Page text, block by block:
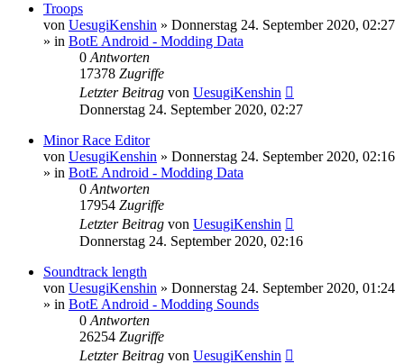
Troops
von UesugiKenshin » Donnerstag 24. September 2020, 02:27
» in BotE Android - Modding Data
0 Antworten
17378 Zugriffe
Letzter Beitrag von UesugiKenshin
Donnerstag 24. September 2020, 02:27
Minor Race Editor
von UesugiKenshin » Donnerstag 24. September 2020, 02:16
» in BotE Android - Modding Data
0 Antworten
17954 Zugriffe
Letzter Beitrag von UesugiKenshin
Donnerstag 24. September 2020, 02:16
Soundtrack length
von UesugiKenshin » Donnerstag 24. September 2020, 01:24
» in BotE Android - Modding Sounds
0 Antworten
26254 Zugriffe
Letzter Beitrag von UesugiKenshin